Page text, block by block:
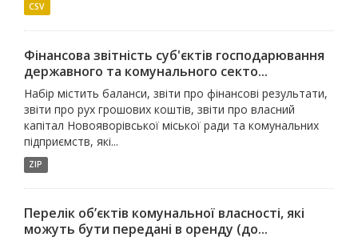
CSV
Фінансова звітність суб'єктів господарювання
державного та комунального секто...
Набір містить баланси, звіти про фінансові результати,
звіти про рух грошових коштів, звіти про власний
капітал Новояворівської міської ради та комунальних
підприємств, які...
ZIP
Перелік об’єктів комунальної власності, які
можуть бути передані в оренду (до...